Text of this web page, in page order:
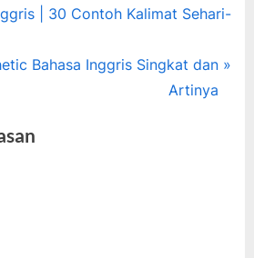
| 30 Contoh Kalimat Sehari-
Bahasa Inggris Singkat dan
Artinya